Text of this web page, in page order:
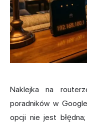
Naklejka na
poradników w
opcji nie jest